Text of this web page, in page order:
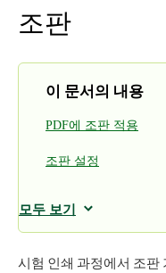
조판
이 문서의 내용
PDF에 조판 적용
조판 설정
모두 보기
시험 인쇄 과정에서 조판